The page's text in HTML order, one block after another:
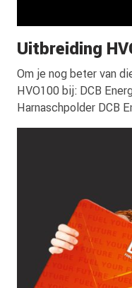
Uitbreiding
Om je nog beter van
HVO100 bij: DCB
Harnaschpolder DCB
Zevenbergschenhoek